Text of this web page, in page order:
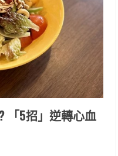
「5招」逆轉心血